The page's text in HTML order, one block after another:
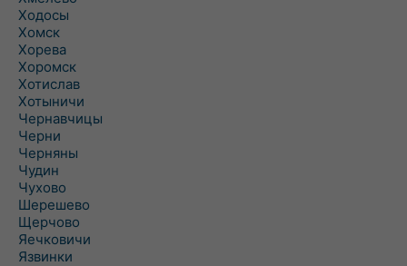
Ходосы
Хомск
Хорева
Хоромск
Хотислав
Хотыничи
Чернавчицы
Черни
Черняны
Чудин
Чухово
Шерешево
Щерчово
Яечковичи
Язвинки